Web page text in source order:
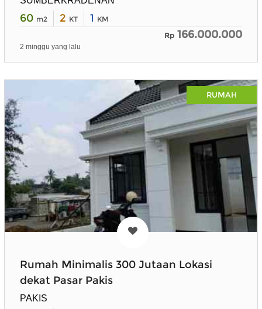
60 m2 2 KT 1 KM
Rp 166.000.000
2 minggu yang lalu
RUMAH
Rumah Minimalis 300 Jutaan Lokasi
dekat Pasar Pakis
PAKIS